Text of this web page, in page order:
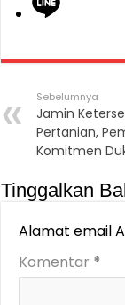
Sebelumnya
Jamin
Pertanian,
Komitmen
Tinggalkan
Alamat email
Komentar *